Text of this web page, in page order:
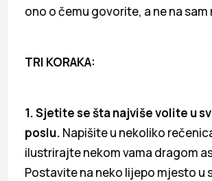
ono o čemu govorite, a ne na sam
TRI KORAKA:
1. Sjetite se šta najviše volite u
poslu. Napišite u nekoliko
ilustrirajte nekom vama dragom
Postavite na neko lijepo mjesto u